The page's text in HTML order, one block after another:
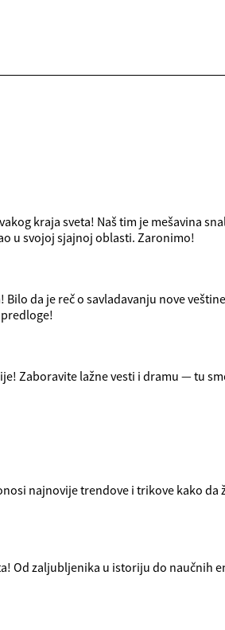
kraja sveta! Naš tim je mešavina
u svojoj sjajnoj oblasti. Zaronimo!
da je reč o savladavanju nove
Zaboravite lažne vesti i dramu — tu
najnovije trendove i trikove kako
Od zaljubljenika u istoriju do naučnih